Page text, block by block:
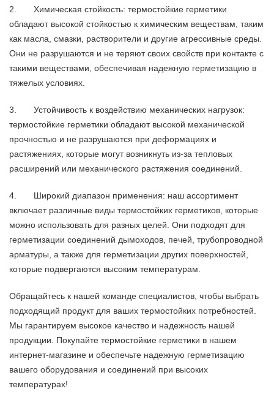
2. Химическая стойкость: термостойкие герметики
обладают высокой стойкостью к химическим веществам, таким
как масла, смазки, растворители и другие агрессивные среды.
Они не разрушаются и не теряют своих свойств при контакте с
такими веществами, обеспечивая надежную герметизацию в
тяжелых условиях.
3. Устойчивость к воздействию механических нагрузок:
термостойкие герметики обладают высокой механической
прочностью и не разрушаются при деформациях и
растяжениях, которые могут возникнуть из-за тепловых
расширений или механического растяжения соединений.
4. Широкий диапазон применения: наш ассортимент
включает различные виды термостойких герметиков, которые
можно использовать для разных целей. Они подходят для
герметизации соединений дымоходов, печей, трубопроводной
арматуры, а также для герметизации других поверхностей,
которые подвергаются высоким температурам.
Обращайтесь к нашей команде специалистов, чтобы выбрать
подходящий продукт для ваших термостойких потребностей.
Мы гарантируем высокое качество и надежность нашей
продукции. Покупайте термостойкие герметики в нашем
интернет-магазине и обеспечьте надежную герметизацию
вашего оборудования и соединений при высоких
температурах!